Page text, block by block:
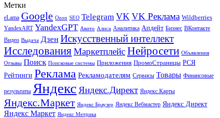
Метки
eLama Google Ozon SEO Telegram VK VK Реклама Wildberries
YandexART YandexGPT Авито Алиса Аналитика Апдейт Бизнес ВКонтакте
Видео Выдача Дзен Искусственный интеллект
Исследования МаркетплейсНейросети Объявления
Отзывы Поиск Поисковые системы Приложения ПромоСтраницы РСЯ
Рейтинги Реклама Рекламодателям Сервисы Товары Финансовые
результаты Яндекс Яндекс.Директ Яндекс.Карты
Яндекс.Маркет Яндекс Браузер Яндекс Вебмастер Яндекс Директ
Яндекс Маркет Яндекс Метрика